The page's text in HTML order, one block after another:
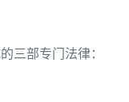
三部专门法律：